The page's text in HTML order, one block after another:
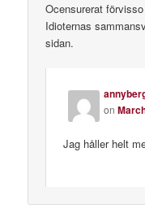
Ocensurerat
Idioternas
sidan.
on
Jag håller helt